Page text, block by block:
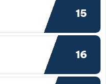
15
16